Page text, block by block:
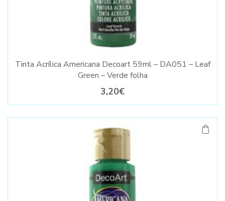
Tinta Acrílica Americana Decoart 59ml – DA051 – Leaf
Green – Verde folha
3,20€